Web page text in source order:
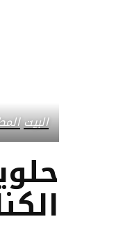
البيت